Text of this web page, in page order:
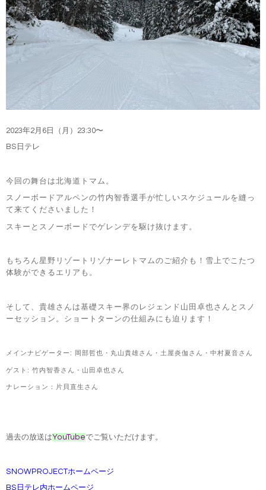
2023年2 月6 日（月） 23:30〜
BS日テレ
今回の舞台は北海道トマム。
スノーボードアルペンの竹内智香選手が忙しいスケジュールを縫っ
て来てくださいました！
スキーとスノーボードでゲレンデを駆け抜けます。
もちろん星野リゾートリゾナーレトマムのご紹介も！雪上でこたつ
体験ができるエリアも。
そして、貴雄さんは基礎スキー界のレジェンド山田卓也さんとスノ
ーセッション。 ショートターンの仕組みにも迫ります！
メインナビゲーター : 岡部哲也・ 丸山貴雄さん・土屋炎伽さん・中村夏音さん
ゲスト: 竹内智香さん・山田卓也さん
ナレーション：片貝直生さん
過去の放送はYouTubeでご覧いただけます。
SNOWPROJECTホームページ
BS日テレ内ホームページ